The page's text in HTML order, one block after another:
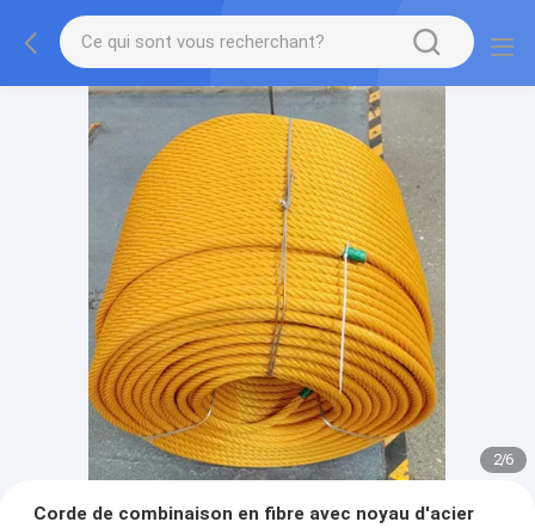
2/6
Corde de combinaison en fibre avec noyau d'acier